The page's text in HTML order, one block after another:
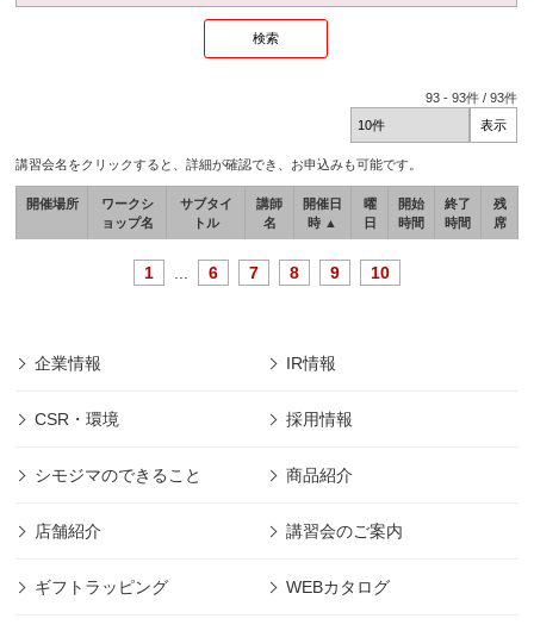
93 -93件 /93件
講習会名をクリックすると、詳細が確認でき、お申込みも可能です。
開催場所
ワークシ
ョップ名
サブタイ
トル
講師
名
開催日
時 ▲
曜
日
開始
時間
終了
時間
残
席
1 6 7 8 9 10
企業情報 IR情報
CSR・環境 採用情報
シモジマのできること 商品紹介
店舗紹介 講習会のご案内
ギフトラッピング WEBカタログ